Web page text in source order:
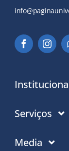
Instituție
Serviços
Donații
Media